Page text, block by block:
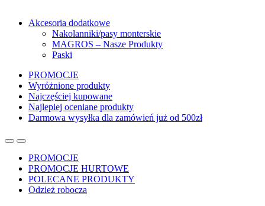
Akcesoria dodatkowe
Nakolanniki/pasy monterskie
MAGROS – Nasze Produkty
Paski
PROMOCJE
Wyróżnione produkty
Najczęściej kupowane
Najlepiej oceniane produkty
Darmowa wysyłka dla zamówień już od 500zł
PROMOCJE
PROMOCJE HURTOWE
POLECANE PRODUKTY
Odzież robocza